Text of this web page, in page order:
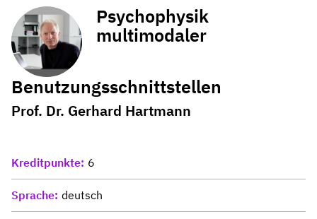
Psychophysik
multimodaler
Benutzungsschnittstellen
Prof. Dr. Gerhard Hartmann
Kreditpunkte 6
Sprache deutsch